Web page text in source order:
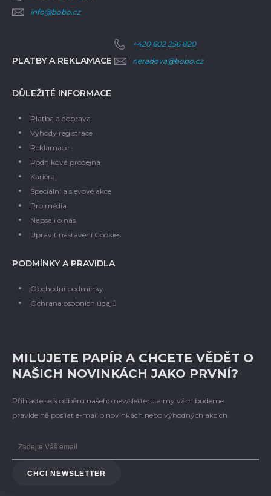
info@bobo.cz
PLATBY A REKLAMACE
+420 602 256 820
neradova@bobo.cz
DŮLEŽITÉ INFORMACE
Platba a doprava
Výhody registrace
Reklamace
Podniková prodejna
Kariéra
Speciální a slevové akce
Pro média
Napsali o nás
Upravit nastavení Cookies
PODMÍNKY A PRAVIDLA
Obchodní podmínky
Ochrana osobních údajů
MILUJETE PAPÍR A CHCETE VĚDĚT O
NAŠICH NOVINKÁCH JAKO PRVNÍ?
Přihlaste se k odběru našeho newsletteru a my vám budeme
pravidelně posílat e-mail o novinkách nebo výhodných akcích.
CHCI NEWSLETTER